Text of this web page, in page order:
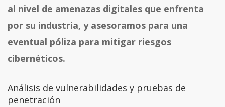
al nivel de amenazas digitales que enfrenta
por su industria, y asesoramos para una
eventual póliza para mitigar riesgos
cibernéticos.
Análisis de vulnerabilidades y pruebas de
penetración